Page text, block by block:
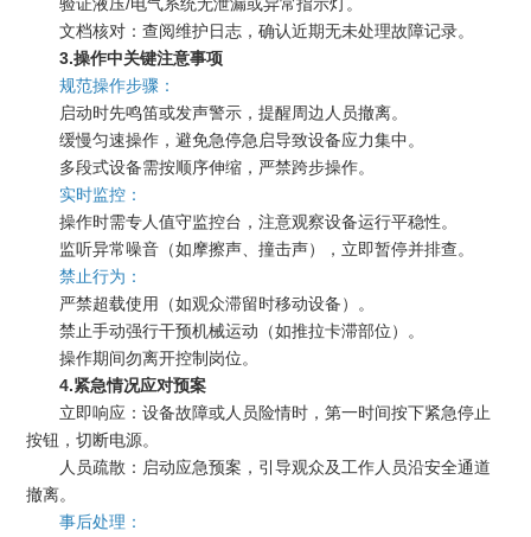
文档核对：查阅维护日志，确认近期无未处理故障记录。
3.操作中关键注意事项
规范操作步骤：
启动时先鸣笛或发声警示，提醒周边人员撤离。
缓慢匀速操作，避免急停急启导致设备应力集中。
多段式设备需按顺序伸缩，严禁跨步操作。
实时监控：
操作时需专人值守监控台，注意观察设备运行平稳性。
监听异常噪音（如摩擦声、撞击声），立即暂停并排查。
禁止行为：
严禁超载使用（如观众滞留时移动设备）。
禁止手动强行干预机械运动（如推拉卡滞部位）。
操作期间勿离开控制岗位。
4.紧急情况应对预案
立即响应：设备故障或人员险情时，第一时间按下紧急停止
按钮，切断电源。
人员疏散：启动应急预案，引导观众及工作人员沿安全通道
撤离。
事后处理：